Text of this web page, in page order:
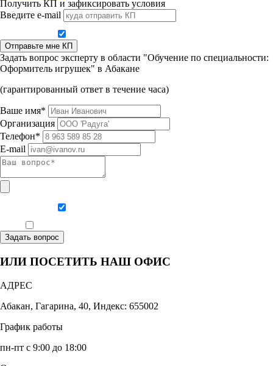
Получить КП и зафиксировать условия
Введите e-mail
Отправьте мне КП
Задать вопрос эксперту в области "Обучение по специальности:
Оформитель игрушек" в Абакане
(гарантированный ответ в течение часа)
Ваше имя*
Организация
Телефон*
E-mail
Задать вопрос
ИЛИ ПОСЕТИТЬ НАШ ОФИС
АДРЕС
Абакан, Гагарина, 40, Индекс: 655002
График работы
пн-пт с 9:00 до 18:00